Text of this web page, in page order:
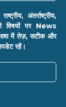
अंतर्राष्ट्रीय,
विषयों पर News
में तेज़, सटीक और
रहें।